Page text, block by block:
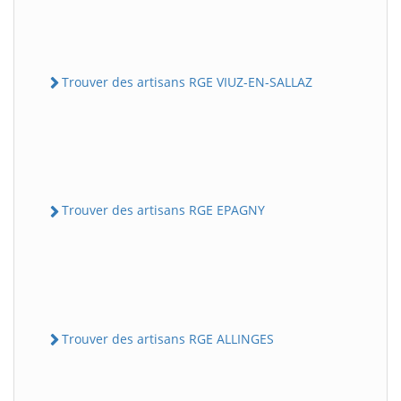
Trouver des artisans RGE VIUZ-EN-SALLAZ
Trouver des artisans RGE EPAGNY
Trouver des artisans RGE ALLINGES